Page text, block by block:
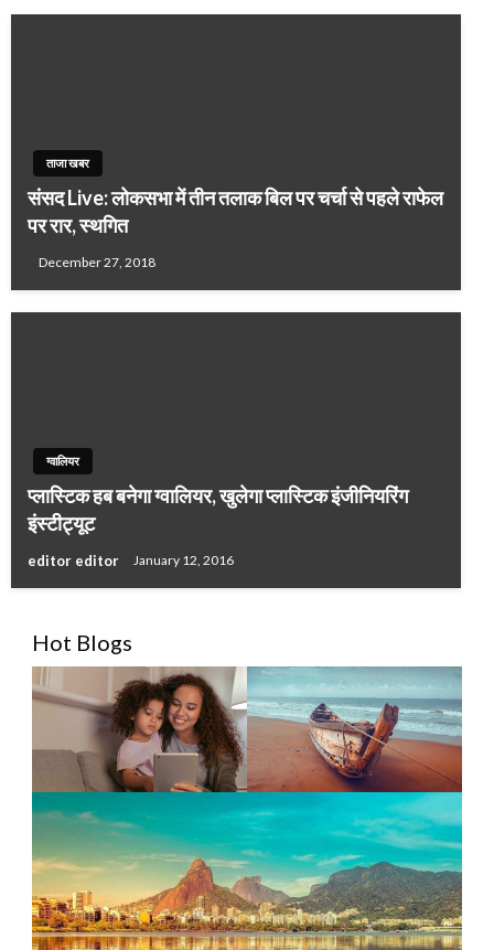
ताजा खबर
संसद Live: लोकसभा में तीन तलाक बिल पर चर्चा से पहले राफेल
पर रार, स्थगित
December 27, 2018
ग्वालियर
प्लास्टिक हब बनेगा ग्वालियर, खुलेगा प्लास्टिक इंजीनियरिंग
इंस्टीट्यूट
editor editor January 12, 2016
Hot Blogs